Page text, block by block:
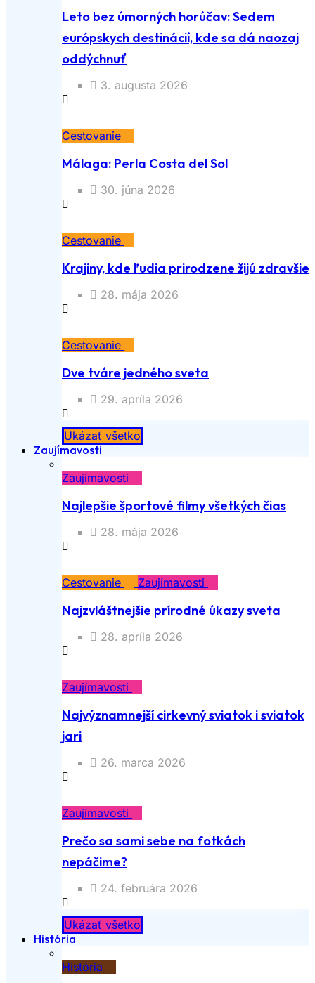
Leto bez úmorných horúčav: Sedem
európskych destinácií, kde sa dá naozaj
oddýchnuť
3. augusta 2026
Cestovanie
Málaga: Perla Costa del Sol
30. júna 2026
Cestovanie
Krajiny, kde ľudia prirodzene žijú zdravšie
28. mája 2026
Cestovanie
Dve tváre jedného sveta
29. apríla 2026
Ukázať všetko
Zaujímavosti
Zaujímavosti
Najlepšie športové filmy všetkých čias
28. mája 2026
Cestovanie Zaujímavosti
Najzvláštnejšie prírodné úkazy sveta
28. apríla 2026
Zaujímavosti
Najvýznamnejší cirkevný sviatok i sviatok
jari
26. marca 2026
Zaujímavosti
Prečo sa sami sebe na fotkách
nepáčime?
24. februára 2026
Ukázať všetko
História
História